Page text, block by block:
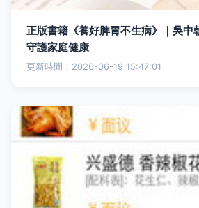
正版書籍《養好脾胃不生病》｜吳中
守護家庭健康
更新時間：2026-06-19 15:47:01